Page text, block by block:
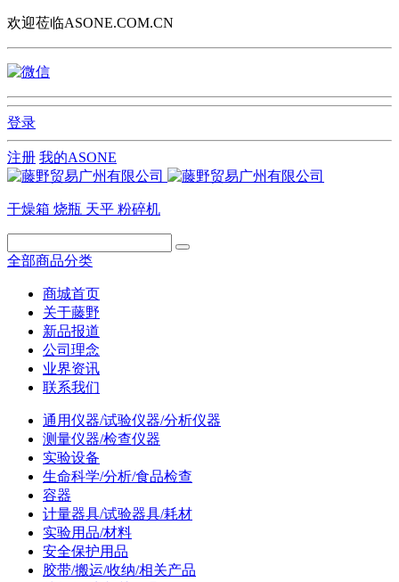
欢迎莅临ASONE.COM.CN
登录
注册 我的ASONE
干燥箱 烧瓶 天平 粉碎机
全部商品分类
商城首页
关于藤野
新品报道
公司理念
业界资讯
联系我们
通用仪器/试验仪器/分析仪器
测量仪器/检查仪器
实验设备
生命科学/分析/食品检查
容器
计量器具/试验器具/耗材
实验用品/材料
安全保护用品
胶带/搬运/收纳/相关产品